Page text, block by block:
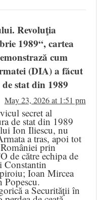
Revoluţia
1989“, cartea
cum
(DIA) a făcut
stat din 1989
May 23, 2026 at 1:51 pm
secret al
de stat din 1989
Ion Iliescu, nu
a tras, apoi tot
prin
de către echipa de
Constantin
Ioan Mircea
Popescu.
a Securităţii în